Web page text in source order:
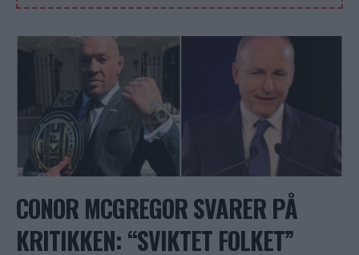
CONOR MCGREGOR SVARER PÅ
KRITIKKEN: “SVIKTET FOLKET”